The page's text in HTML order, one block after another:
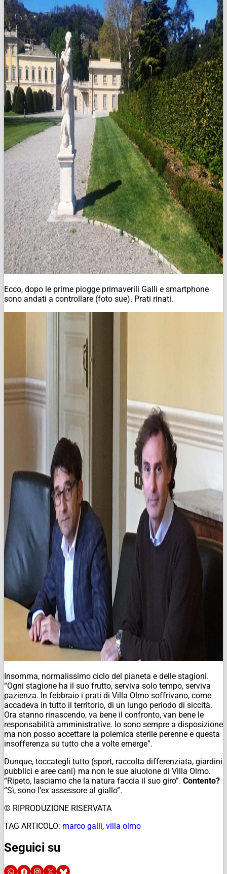
Ecco, dopo le prime piogge primaverili Galli e smartphone
sono andati a controllare (foto sue). Prati rinati.
Insomma, normalissimo ciclo del pianeta e delle stagioni.
“Ogni stagione ha il suo frutto, serviva solo tempo, serviva
pazienza. In febbraio i prati di Villa Olmo soffrivano, come
accadeva in tutto il territorio, di un lungo periodo di siccità.
Ora stanno rinascendo, va bene il confronto, van bene le
responsabilità amministrative. Io sono sempre a disposizione
ma non posso accettare la polemica sterile perenne e questa
insofferenza su tutto che a volte emerge”.
Dunque, toccategli tutto (sport, raccolta differenziata, giardini
pubblici e aree cani) ma non le sue aiuolone di Villa Olmo.
“Ripeto, lasciamo che la natura faccia il suo giro”. Contento?
“Sì, sono l’ex assessore al giallo”.
© RIPRODUZIONE RISERVATA
TAG ARTICOLO: marco galli, villa olmo
Seguici su